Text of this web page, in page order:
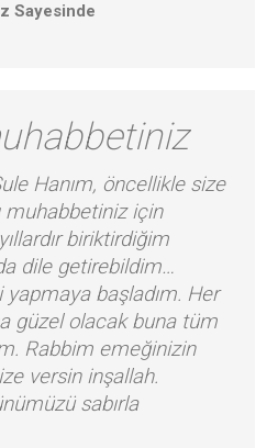
Sayesinde
Hanım, öncellikle size
muhabbetiniz için
biriktirdiğim
dile getirebildim…
başladım. Her
güzel olacak buna tüm
Rabbim emeğinizin
versin inşallah.
sabırla